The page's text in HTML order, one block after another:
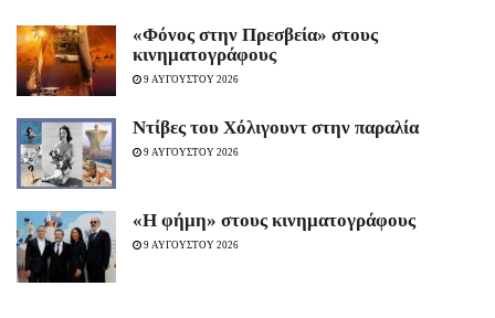
«Φόνος στην Πρεσβεία» στους
κινηματογράφους
9 ΑΥΓΟΥΣΤΟΥ 2026
Ντίβες του Χόλιγουντ στην παραλία
9 ΑΥΓΟΥΣΤΟΥ 2026
«H φήμη» στους κινηματογράφους
9 ΑΥΓΟΥΣΤΟΥ 2026